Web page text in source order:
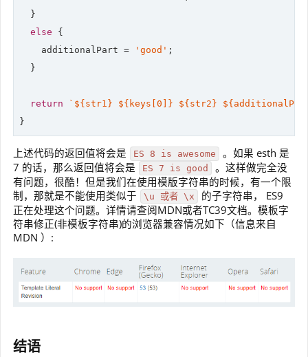
  }
else {
    additionalPart =
'good' ;
  }
return ` ${str1} ${keys[ 0 ]} ${str2}
}
上述代码的返回值将会是 ES 8 is awesome
。如果 esth 是
7 的话，那么返回值将会是
ES 7 is good
。这样做完全没
有问题，很酷！但是我们在使用模版字符串的时候，有一个限
制，那就是不能使用类似于
\u 或者 \x
的子字符串， ES9
正在处理这个问题。详情请查阅MDN或者TC39文档。模板字
符串修正(非模板字符串)的浏览器兼容情况如下（信息来自
MDN ）:
结语